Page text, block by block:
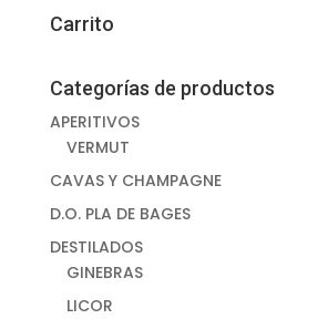
Carrito
Categorías de productos
APERITIVOS
VERMUT
CAVAS Y CHAMPAGNE
D.O. PLA DE BAGES
DESTILADOS
GINEBRAS
LICOR